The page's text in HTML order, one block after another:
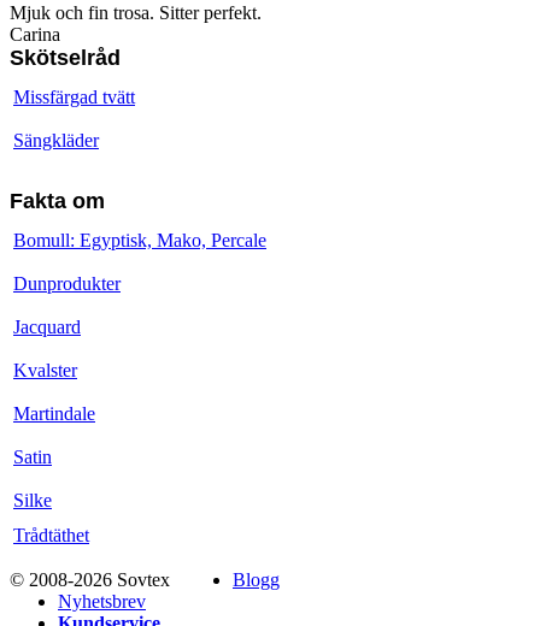
Mjuk och fin trosa. Sitter perfekt.
Carina
Skötselråd
Missfärgad tvätt
Sängkläder
Fakta om
Bomull: Egyptisk, Mako, Percale
Dunprodukter
Jacquard
Kvalster
Martindale
Satin
Silke
Trådtäthet
© 2008-2026 Sovtex
Blogg
Nyhetsbrev